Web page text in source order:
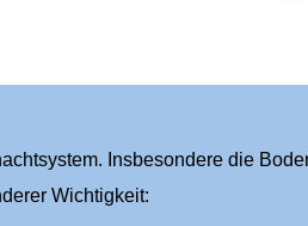
Insbesondere die
Wichtigkeit: